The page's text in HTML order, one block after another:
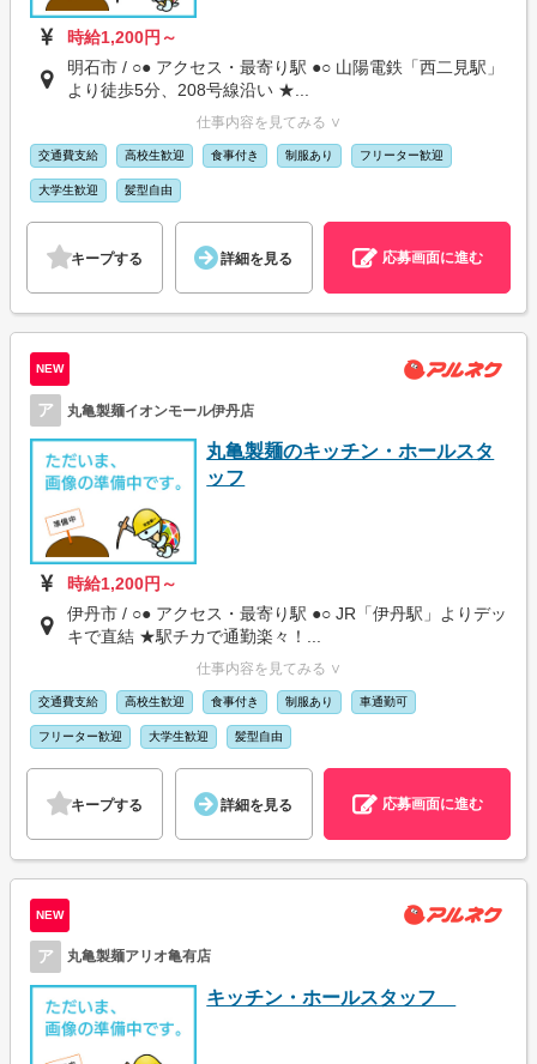
時給1,200円～
明石市 / ○● アクセス・最寄り駅 ●○ 山陽電鉄「西二見駅」
より徒歩5分、208号線沿い ★...
仕事内容を見てみる ∨
交通費支給 高校生歓迎 食事付き 制服あり フリーター歓迎
大学生歓迎 髪型自由
キープする 詳細を見る 応募画面に進む
NEW
ア 丸亀製麺イオンモール伊丹店
丸亀製麺のキッチン・ホールスタ
ッフ
時給1,200円～
伊丹市 / ○● アクセス・最寄り駅 ●○ JR「伊丹駅」よりデッ
キで直結 ★駅チカで通勤楽々！...
仕事内容を見てみる ∨
交通費支給 高校生歓迎 食事付き 制服あり 車通勤可
フリーター歓迎 大学生歓迎 髪型自由
キープする 詳細を見る 応募画面に進む
NEW
ア 丸亀製麺アリオ亀有店
キッチン・ホールスタッフ